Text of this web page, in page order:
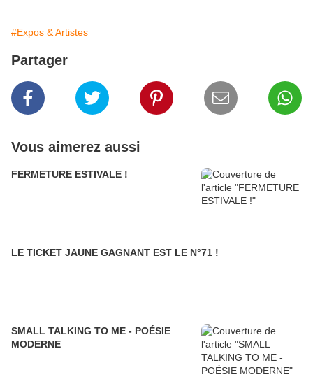
#Expos & Artistes
Partager
Vous aimerez aussi
FERMETURE ESTIVALE !
LE TICKET JAUNE GAGNANT EST LE N°71 !
SMALL TALKING TO ME - POÉSIE
MODERNE